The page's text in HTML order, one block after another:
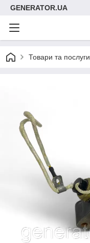
GENERATOR.UA
Товари та послуги